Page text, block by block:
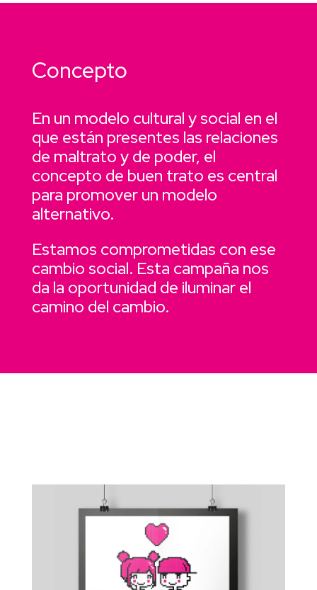
Concepto
En un modelo cultural y social en el
que están presentes las relaciones
de maltrato y de poder, el
concepto de buen trato es central
para promover un modelo
alternativo.
Estamos comprometidas con ese
cambio social. Esta campaña nos
da la oportunidad de iluminar el
camino del cambio.